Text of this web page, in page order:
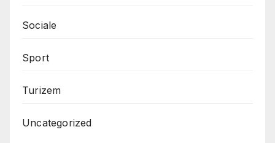
Sociale
Sport
Turizem
Uncategorized